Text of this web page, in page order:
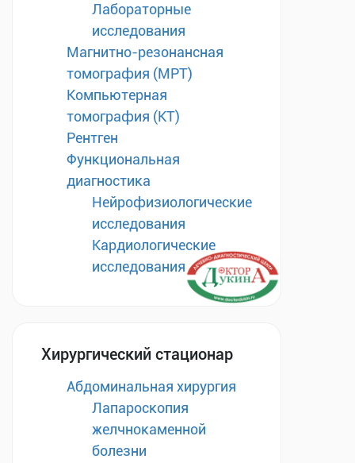
Лабораторные
исследования
Магнитно-резонансная
томография (МРТ)
Компьютерная
томография (КТ)
Рентген
Функциональная
диагностика
Нейрофизиологические
исследования
Кардиологические
исследования
Хирургический стационар
Абдоминальная хирургия
Лапароскопия
желчнокаменной
болезни